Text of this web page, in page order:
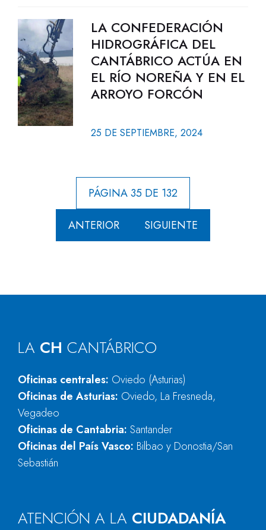
LA CONFEDERACIÓN
HIDROGRÁFICA DEL
CANTÁBRICO ACTÚA EN
EL RÍO NOREÑA Y EN EL
ARROYO FORCÓN
25 DE SEPTIEMBRE, 2024
PÁGINA 35 DE 132
ANTERIOR SIGUIENTE
LA CH CANTÁBRICO
Oficinas centrales: Oviedo (Asturias)
Oficinas de Asturias: Oviedo, La Fresneda,
Vegadeo
Oficinas de Cantabria: Santander
Oficinas del País Vasco: Bilbao y Donostia/San
Sebastián
ATENCIÓN A LA CIUDADANÍA